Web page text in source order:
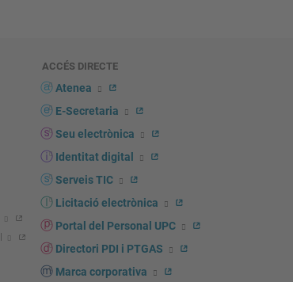
ACCÉS DIRECTE
Atenea
E-Secretaria
Seu electrònica
Identitat digital
Serveis TIC
Licitació electrònica
Portal del Personal UPC
Directori PDI i PTGAS
Marca corporativa